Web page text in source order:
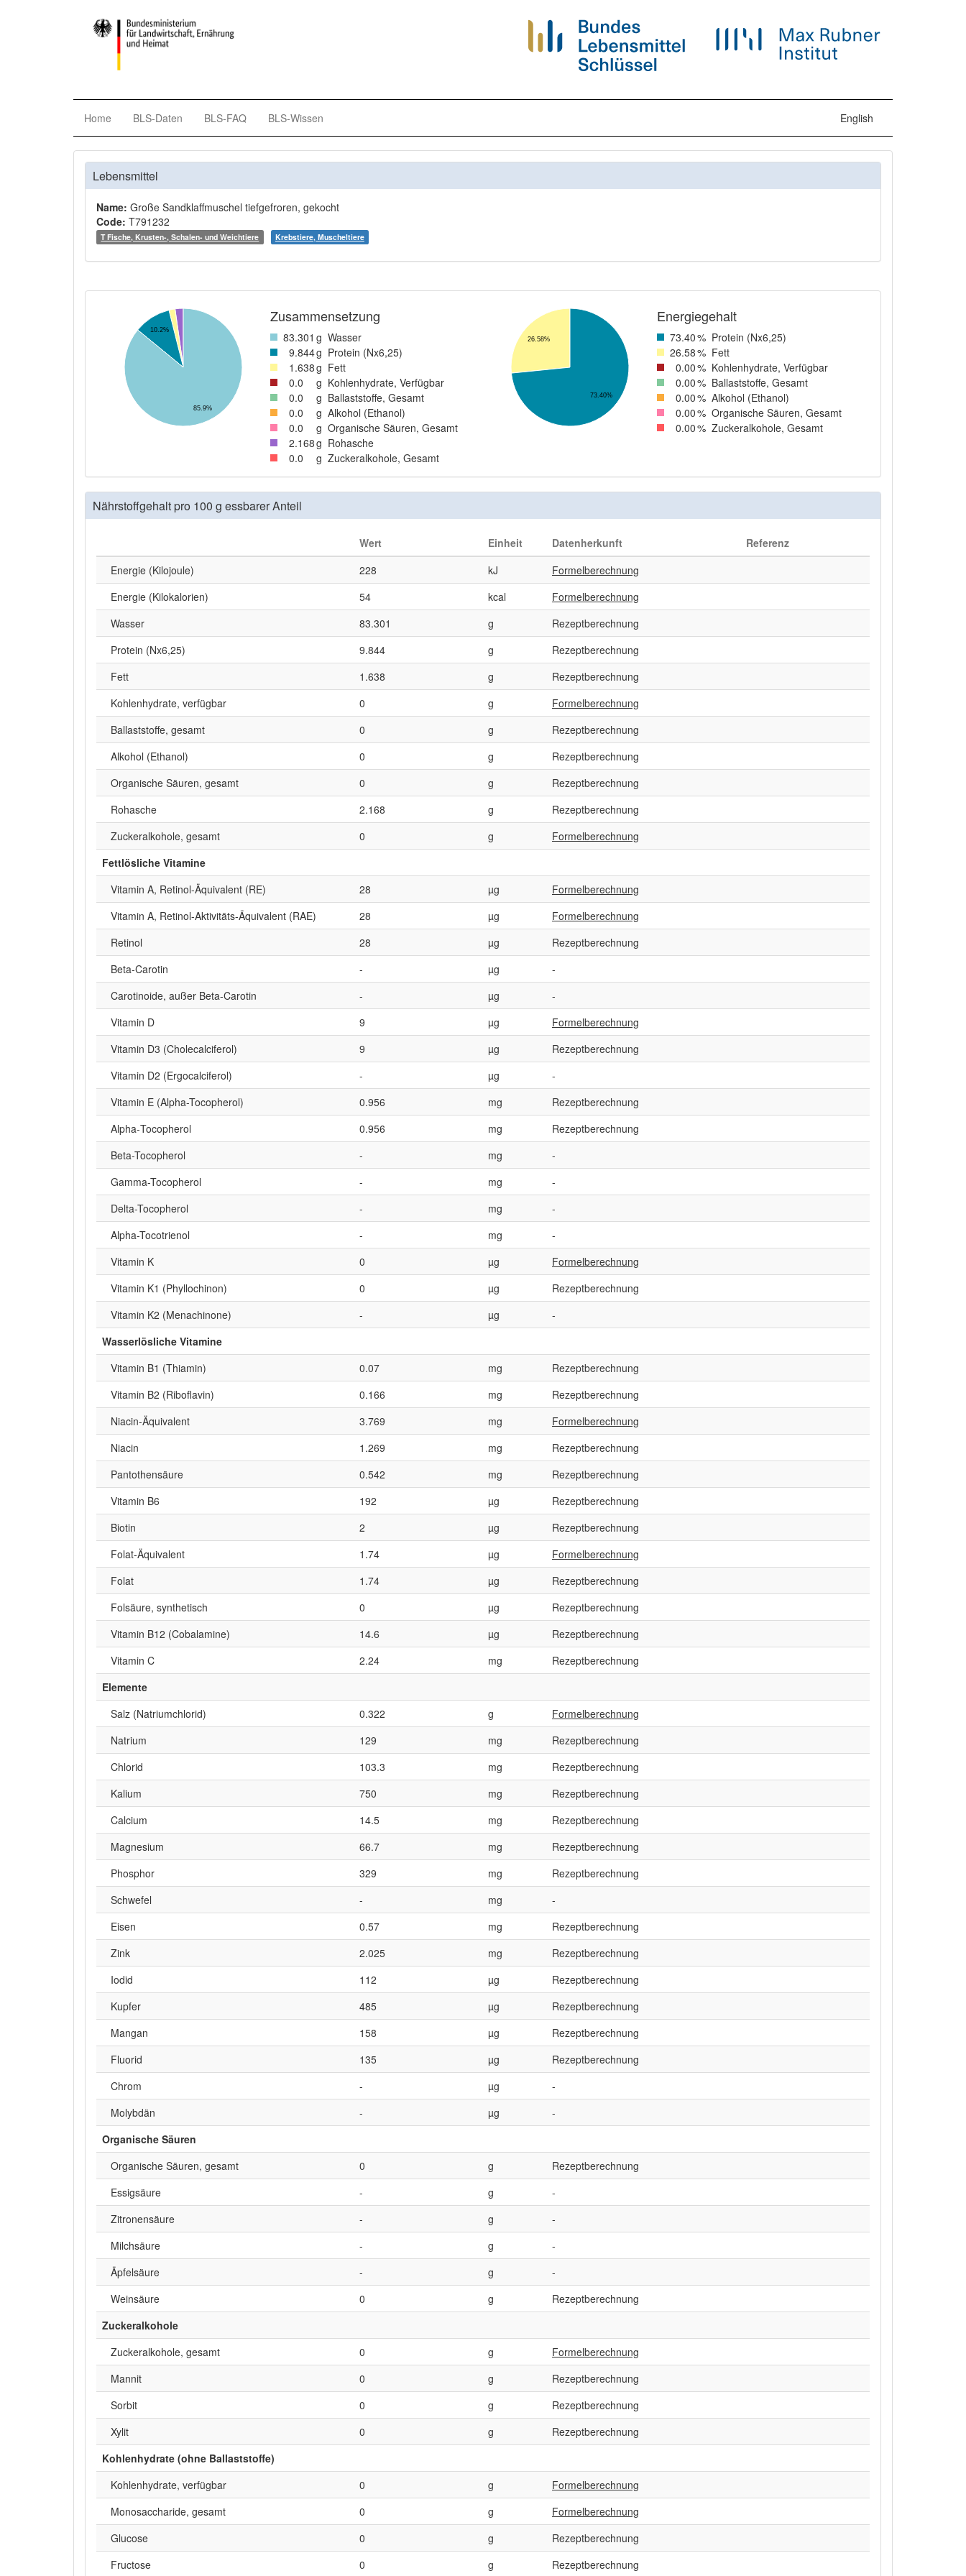
Home BLS-Daten BLS-FAQ BLS-Wissen English
Lebensmittel
Name: Große Sandklaffmuschel tiefgefroren, gekocht
Code: T791232
T Fische, Krusten-, Schalen- und Weichtiere Krebstiere, Muscheltiere
10.2%
85.9%
Zusammensetzung
83.301 g Wasser
9.844g Protein (Nx6,25)
1 .638g Fett
0.0 g Kohlenhydrate, Verfügbar
0.0 g Ballaststoffe, Gesamt
0.0 g Alkohol (Ethanol)
0.0 g Organische Säuren, Gesamt
2.168g Rohasche
0.0 g Zuckeralkohole, Gesamt
26.58%
73.40%
Energiegehalt
73.40% Protein (Nx6,25)
26.58% Fett
0.00% Kohlenhydrate, Verfügbar
0.00% Ballaststoffe, Gesamt
0.00% Alkohol (Ethanol)
0.00% Organische Säuren, Gesamt
0.00% Zuckeralkohole, Gesamt
Nährstoffgehalt pro 100 g essbarer Anteil
Wert Einheit Datenherkunft
Referenz
Energie (Kilojoule)
228 kJ
Formelberechnung
Energie (Kilokalorien)
54 kcal
Formelberechnung
Wasser
83.301 g
Rezeptberechnung
Protein (Nx6,25)
9.844 g
Rezeptberechnung
Fett
1.638 g
Rezeptberechnung
Kohlenhydrate, verfügbar
0 g
Formelberechnung
Ballaststoffe, gesamt
0 g
Rezeptberechnung
Alkohol (Ethanol)
0 g
Rezeptberechnung
Organische Säuren, gesamt
0 g
Rezeptberechnung
Rohasche
2.168 g
Rezeptberechnung
Zuckeralkohole, gesamt
0 g
Formelberechnung
Fettlösliche Vitamine
Vitamin A, Retinol-Äquivalent (RE)
28 µg
Formelberechnung
Vitamin A, Retinol-Aktivitäts-Äquivalent (RAE)
28 µg
Formelberechnung
Retinol
28 µg
Rezeptberechnung
Beta‑Carotin
- µg
-
Carotinoide, außer Beta-Carotin
- µg
-
Vitamin D
9 µg
Formelberechnung
Vitamin D3 (Cholecalciferol)
9 µg
Rezeptberechnung
Vitamin D2 (Ergocalciferol)
- µg
-
Vitamin E (Alpha-Tocopherol)
0.956 mg
Rezeptberechnung
Alpha‑Tocopherol
0.956 mg
Rezeptberechnung
Beta-Tocopherol
- mg
-
Gamma-Tocopherol
- mg
-
Delta-Tocopherol
- mg
-
Alpha-Tocotrienol
- mg
-
Vitamin K
0 µg
Formelberechnung
Vitamin K1 (Phyllochinon)
0 µg
Rezeptberechnung
Vitamin K2 (Menachinone)
- µg
-
Wasserlösliche Vitamine
Vitamin B1 (Thiamin)
0.07 mg
Rezeptberechnung
Vitamin B2 (Riboflavin)
0.166 mg
Rezeptberechnung
Niacin-Äquivalent
3.769 mg
Formelberechnung
Niacin
1.269 mg
Rezeptberechnung
Pantothensäure
0.542 mg
Rezeptberechnung
Vitamin B6
192 µg
Rezeptberechnung
Biotin
2 µg
Rezeptberechnung
Folat-Äquivalent
1.74 µg
Formelberechnung
Folat
1.74 µg
Rezeptberechnung
Folsäure, synthetisch
0 µg
Rezeptberechnung
Vitamin B12 (Cobalamine)
14.6 µg
Rezeptberechnung
Vitamin C
2.24 mg
Rezeptberechnung
Elemente
Salz (Natriumchlorid)
0.322 g
Formelberechnung
Natrium
129 mg
Rezeptberechnung
Chlorid
103.3 mg
Rezeptberechnung
Kalium
750 mg
Rezeptberechnung
Calcium
14.5 mg
Rezeptberechnung
Magnesium
66.7 mg
Rezeptberechnung
Phosphor
329 mg
Rezeptberechnung
Schwefel
- mg
-
Eisen
0.57 mg
Rezeptberechnung
Zink
2.025 mg
Rezeptberechnung
Iodid
112 µg
Rezeptberechnung
Kupfer
485 µg
Rezeptberechnung
Mangan
158 µg
Rezeptberechnung
Fluorid
135 µg
Rezeptberechnung
Chrom
- µg
-
Molybdän
- µg
-
Organische Säuren
Organische Säuren, gesamt
0 g
Rezeptberechnung
Essigsäure
- g
-
Zitronensäure
- g
-
Milchsäure
- g
-
Äpfelsäure
- g
-
Weinsäure
0 g
Rezeptberechnung
Zuckeralkohole
Zuckeralkohole, gesamt
0 g
Formelberechnung
Mannit
0 g
Rezeptberechnung
Sorbit
0 g
Rezeptberechnung
Xylit
0 g
Rezeptberechnung
Kohlenhydrate (ohne Ballaststoffe)
Kohlenhydrate, verfügbar
0 g
Formelberechnung
Monosaccharide, gesamt
0 g
Formelberechnung
Glucose
0 g
Rezeptberechnung
Fructose
0 g Rezeptberechnung